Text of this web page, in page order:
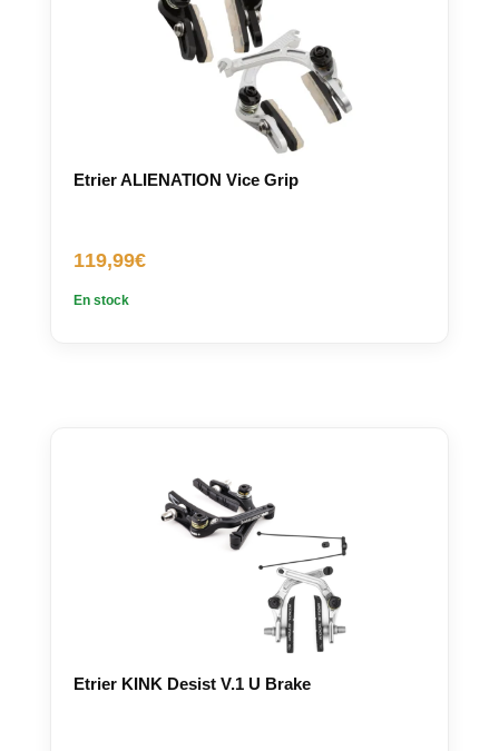
Etrier ALIENATION Vice Grip
119,99€
En stock
Etrier KINK Desist V.1 U Brake